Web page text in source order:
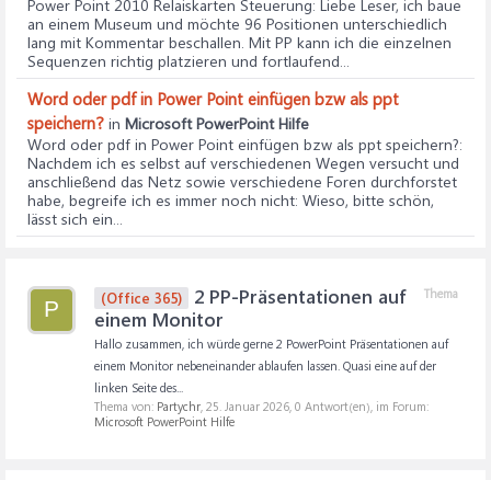
Power Point 2010 Relaiskarten Steuerung: Liebe Leser, ich baue
an einem Museum und möchte 96 Positionen unterschiedlich
lang mit Kommentar beschallen. Mit PP kann ich die einzelnen
Sequenzen richtig platzieren und fortlaufend...
Word oder pdf in Power Point einfügen bzw als ppt
speichern? in Microsoft PowerPoint Hilfe
Word oder pdf in Power Point einfügen bzw als ppt speichern?:
Nachdem ich es selbst auf verschiedenen Wegen versucht und
anschließend das Netz sowie verschiedene Foren durchforstet
habe, begreife ich es immer noch nicht: Wieso, bitte schön,
lässt sich ein...
P
Thema
(Office 365)
2 PP-Präsentationen auf
einem Monitor
Hallo zusammen, ich würde gerne 2 PowerPoint Präsentationen auf
einem Monitor nebeneinander ablaufen lassen. Quasi eine auf der
linken Seite des...
Thema von: Partychr, 25. Januar 2026, 0 Antwort(en), im Forum:
Microsoft PowerPoint Hilfe